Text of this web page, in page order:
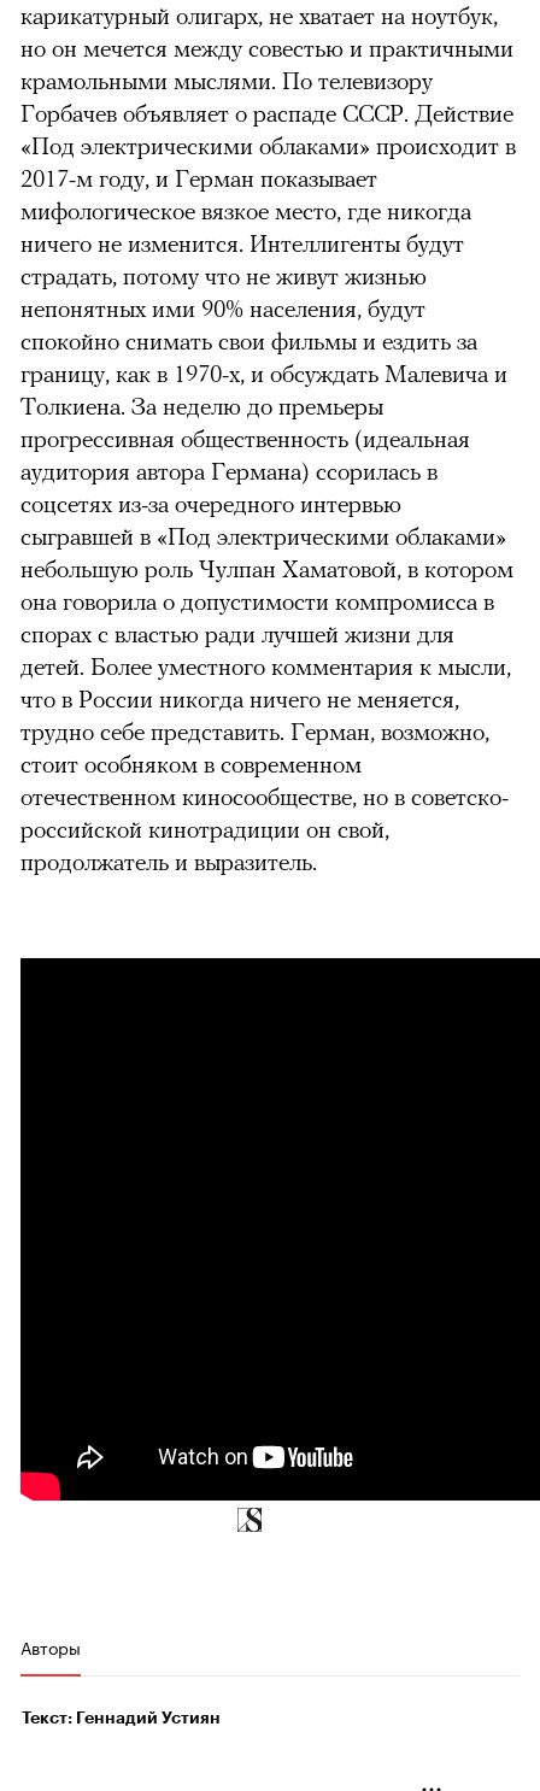
карикатурный олигарх, не хватает на ноутбук,
но он мечется между совестью и практичными
крамольными мыслями. По телевизору
Горбачев объявляет о распаде СССР. Действие
«Под электрическими облаками» происходит в
2017-м году, и Герман показывает
мифологическое вязкое место, где никогда
ничего не изменится. Интеллигенты будут
страдать, потому что не живут жизнью
непонятных ими 90% населения, будут
спокойно снимать свои фильмы и ездить за
границу, как в 1970-х, и обсуждать Малевича и
Толкиена. За неделю до премьеры
прогрессивная общественность (идеальная
аудитория автора Германа) ссорилась в
соцсетях из-за очередного интервью
сыгравшей в «Под электрическими облаками»
небольшую роль Чулпан Хаматовой, в котором
она говорила о допустимости компромисса в
спорах с властью ради лучшей жизни для
детей. Более уместного комментария к мысли,
что в России никогда ничего не меняется,
трудно себе представить. Герман, возможно,
стоит особняком в современном
отечественном киносообществе, но в советско-
российской кинотрадиции он свой,
продолжатель и выразитель.
Авторы
Текст: Геннадий Устиян